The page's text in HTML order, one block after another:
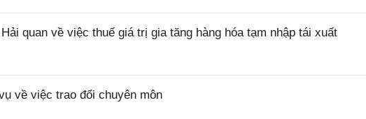
quan về việc thuế giá trị gia tăng hàng hóa tạm nhập tái xuất
về việc trao đổi chuyên môn